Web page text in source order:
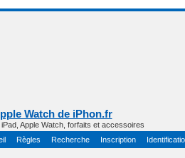
Watch de iPhon.fr
Apple Watch, forfaits et accessoires
Règles Recherche Inscription